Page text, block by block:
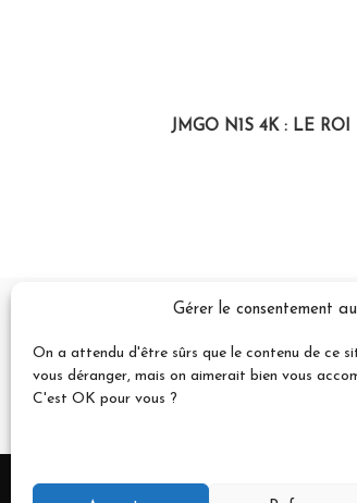
Gérer le consentement
On a attendu d'être sûrs que le contenu de ce
vous déranger, mais on aimerait bien vous
C'est OK pour vous ?
JMGO N1S 4K : LE ROI